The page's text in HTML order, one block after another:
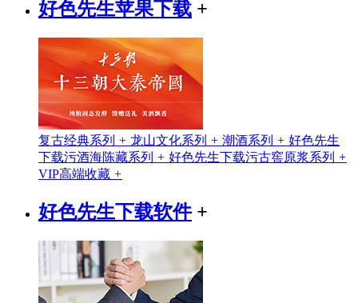
好色先生苹果下载 +
复古经典系列 + 龙山文化系列 + 潮酒系列 + 好色先生
下载污酒海陈藏系列 + 好色先生下载污古窖原浆系列 +
VIP高端收藏 +
好色先生下载软件+